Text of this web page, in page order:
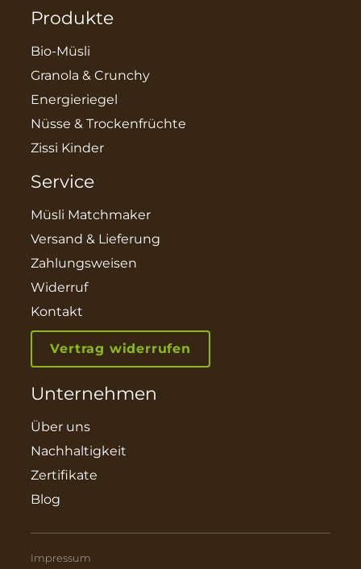
Produkte
Bio-Müsli
Granola & Crunchy
Energieriegel
Nüsse & Trockenfrüchte
Zissi Kinder
Service
Müsli Matchmaker
Versand & Lieferung
Zahlungsweisen
Widerruf
Kontakt
Vertrag widerrufen
Unternehmen
Über uns
Nachhaltigkeit
Zertifikate
Blog
Impressum